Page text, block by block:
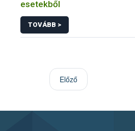
esetekből
TOVÁBB >
Előző